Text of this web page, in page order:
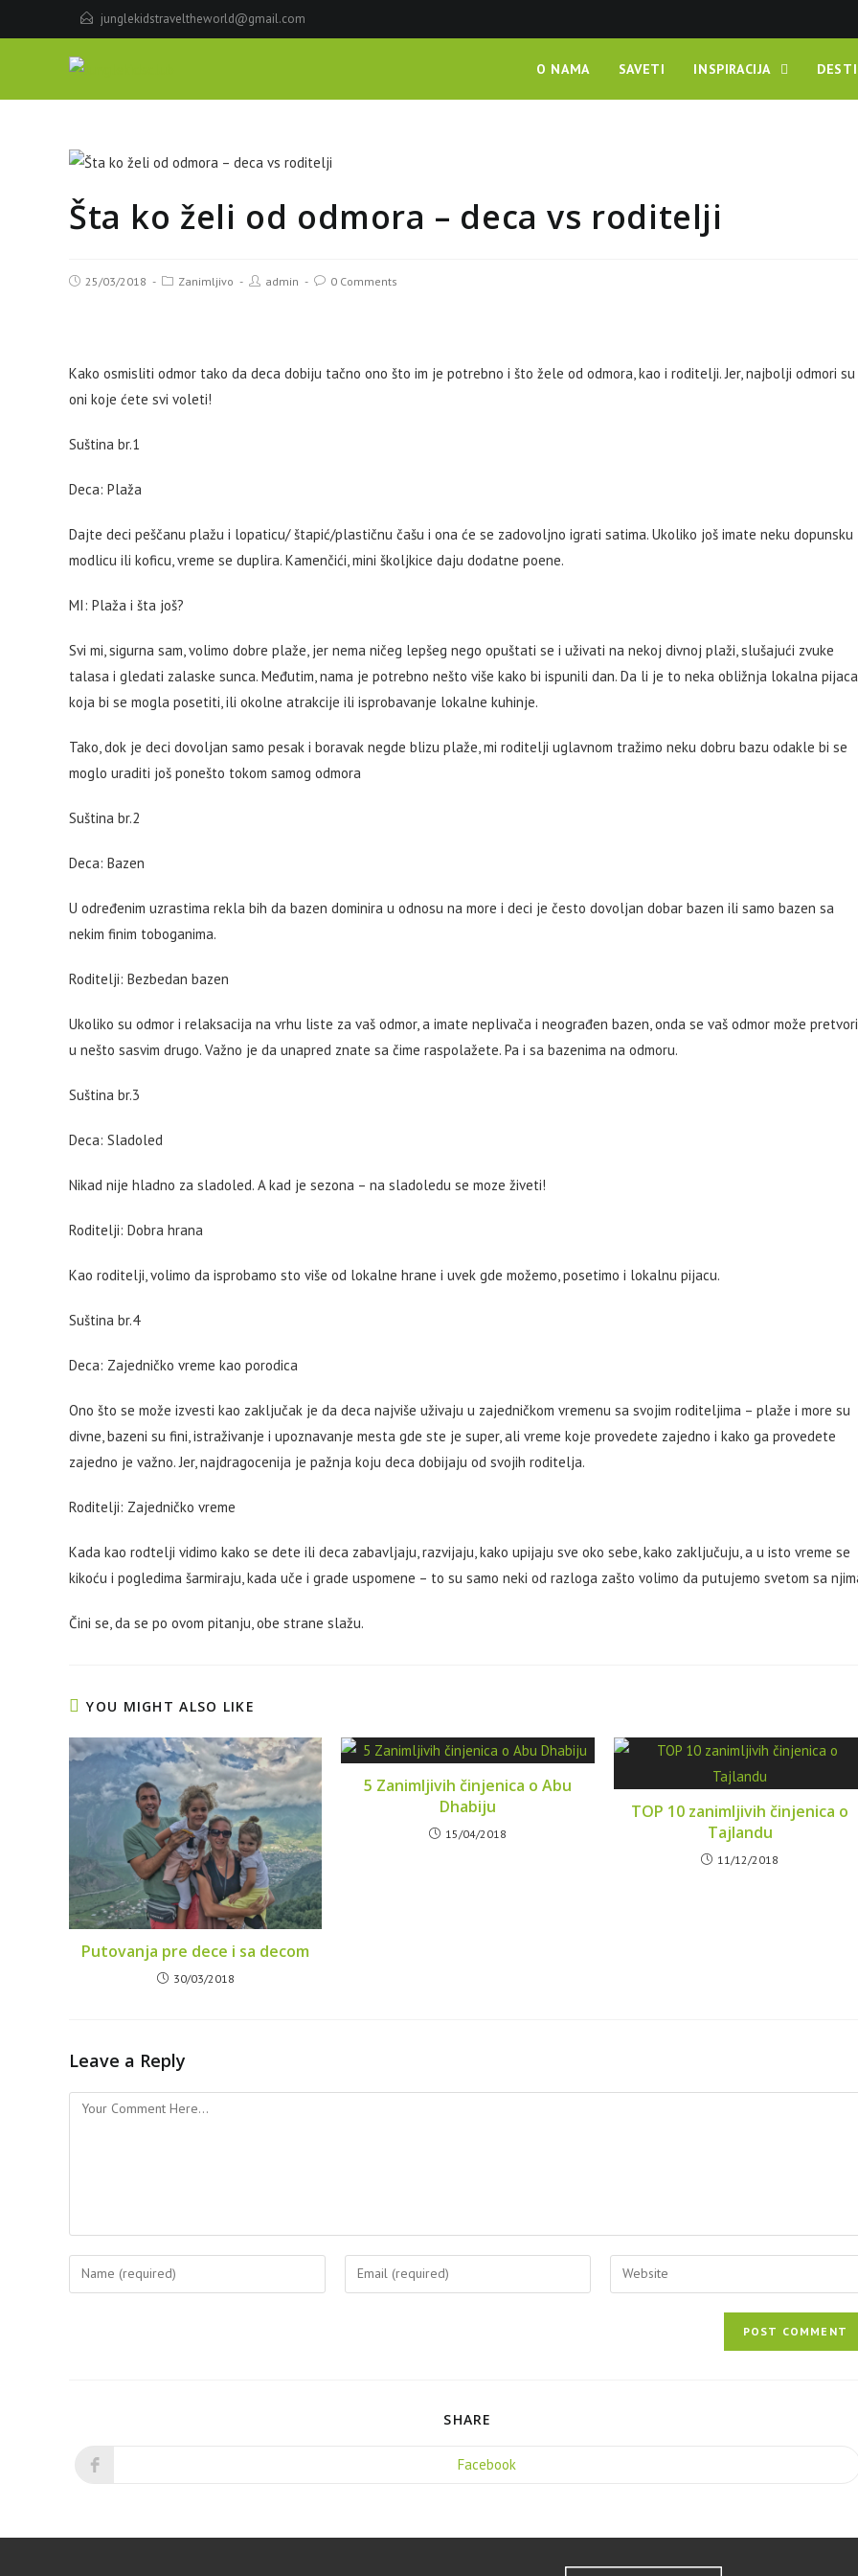
junglekidstraveltheworld@gmail.com
O NAMA SAVETI INSPIRACIJA
Šta ko želi od odmora – deca vs roditelji
25/03/2018 Zanimljivo admin 0 Comments
Kako osmisliti odmor tako da deca dobiju tačno ono što im je potrebno i što žele od odmora, kao i roditelji. Jer, najbolji odmori su
oni koje ćete svi voleti!
Suština br.1
Deca: Plaža
Dajte deci peščanu plažu i lopaticu/ štapić/plastičnu čašu i ona će se zadovoljno igrati satima. Ukoliko još imate neku dopunsku
modlicu ili koficu, vreme se duplira. Kamenčići, mini školjkice daju dodatne poene.
MI: Plaža i šta još?
Svi mi, sigurna sam, volimo dobre plaže, jer nema ničeg lepšeg nego opuštati se i uživati na nekoj divnoj plaži, slušajući zvuke
talasa i gledati zalaske sunca. Međutim, nama je potrebno nešto više kako bi ispunili dan. Da li je to neka obližnja lokalna pijaca
koja bi se mogla posetiti, ili okolne atrakcije ili isprobavanje lokalne kuhinje.
Tako, dok je deci dovoljan samo pesak i boravak negde blizu plaže, mi roditelji uglavnom tražimo neku dobru bazu odakle bi se
moglo uraditi još ponešto tokom samog odmora
Suština br.2
Deca: Bazen
U određenim uzrastima rekla bih da bazen dominira u odnosu na more i deci je često dovoljan dobar bazen ili samo bazen sa
nekim finim toboganima.
Roditelji: Bezbedan bazen
Ukoliko su odmor i relaksacija na vrhu liste za vaš odmor, a imate neplivača i neograđen bazen, onda se vaš odmor može
u nešto sasvim drugo. Važno je da unapred znate sa čime raspolažete. Pa i sa bazenima na odmoru.
Suština br.3
Deca: Sladoled
Nikad nije hladno za sladoled. A kad je sezona – na sladoledu se moze živeti!
Roditelji: Dobra hrana
Kao roditelji, volimo da isprobamo sto više od lokalne hrane i uvek gde možemo, posetimo i lokalnu pijacu.
Suština br.4
Deca: Zajedničko vreme kao porodica
Ono što se može izvesti kao zaključak je da deca najviše uživaju u zajedničkom vremenu sa svojim roditeljima – plaže i more su
divne, bazeni su fini, istraživanje i upoznavanje mesta gde ste je super, ali vreme koje provedete zajedno i kako ga provedete
zajedno je važno. Jer, najdragocenija je pažnja koju deca dobijaju od svojih roditelja.
Roditelji: Zajedničko vreme
Kada kao rodtelji vidimo kako se dete ili deca zabavljaju, razvijaju, kako upijaju sve oko sebe, kako zaključuju, a u isto vreme se
kikoću i pogledima šarmiraju, kada uče i grade uspomene – to su samo neki od razloga zašto volimo da putujemo svetom sa
Čini se, da se po ovom pitanju, obe strane slažu.
YOU MIGHT ALSO LIKE
Putovanja pre dece i sa decom
30/03/2018
5 Zanimljivih činjenica o Abu
Dhabiju
15/04/2018
TOP 10 zanimljivih činjenica o
Tajlandu
11/12/2018
Leave a Reply
SHARE
Facebook